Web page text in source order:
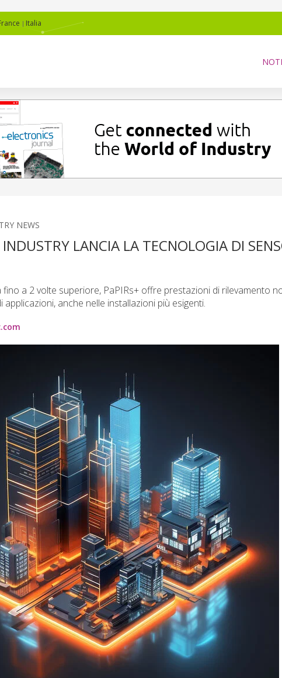
Italia
NEWS
LANCIA LA TECNOLOGIA DI
fino a 2 volte superiore, PaPIRs+ offre prestazioni di rilevamento
applicazioni, anche nelle installazioni più esigenti.